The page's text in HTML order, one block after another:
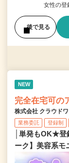
女性の
後で見る
NEW
完全在宅可の
株式会社 クラウド
業務委託 登録制
│単発もOK★登
ーク】美容系モ